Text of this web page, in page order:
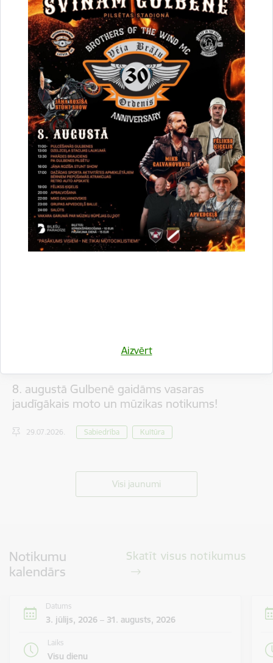
Aizvērt
Iedzīvotāju viedokļa izteikšanai nodots saistošo
noteikumu projekts par tūrisma maksas
pakalpojumu cenrādi
30.07.2026. Pašvaldība informē Sabiedrība
8. augustā Gulbenē gaidāms vasaras
jaudīgākais moto un mūzikas notikums!
29.07.2026. Sabiedrība Kultūra
Visi jaunumi
Notikumu
kalendārs
Skatīt visus notikumus
Datums
3. jūlijs, 2026 – 31. augusts, 2026
Laiks
Visu dienu